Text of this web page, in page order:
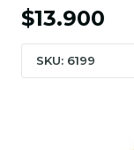
$13.900
SKU: 6199